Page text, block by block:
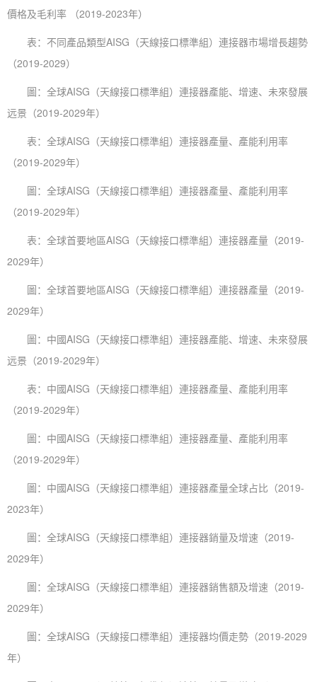
價格及毛利率 （2019-2023年）
表：不同產品類型AISG（天線接口標準組）連接器市場增長趨勢
（2019-2029）
圖：全球AISG（天線接口標準組）連接器產能、增速、未來發展
远景（2019-2029年）
表：全球AISG（天線接口標準組）連接器產量、產能利用率
（2019-2029年）
圖：全球AISG（天線接口標準組）連接器產量、產能利用率
（2019-2029年）
表：全球首要地區AISG（天線接口標準組）連接器產量（2019-
2029年）
圖：全球首要地區AISG（天線接口標準組）連接器產量（2019-
2029年）
圖：中國AISG（天線接口標準組）連接器產能、增速、未來發展
远景（2019-2029年）
表：中國AISG（天線接口標準組）連接器產量、產能利用率
（2019-2029年）
圖：中國AISG（天線接口標準組）連接器產量、產能利用率
（2019-2029年）
圖：中國AISG（天線接口標準組）連接器產量全球占比（2019-
2023年）
圖：全球AISG（天線接口標準組）連接器銷量及增速（2019-
2029年）
圖：全球AISG（天線接口標準組）連接器銷售額及增速（2019-
2029年）
圖：全球AISG（天線接口標準組）連接器均價走勢（2019-2029
年）